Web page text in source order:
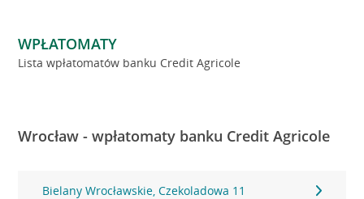
WPŁATOMATY
Lista wpłatomatów banku Credit Agricole
Wrocław - wpłatomaty banku Credit Agricole
Bielany Wrocławskie, Czekoladowa 11